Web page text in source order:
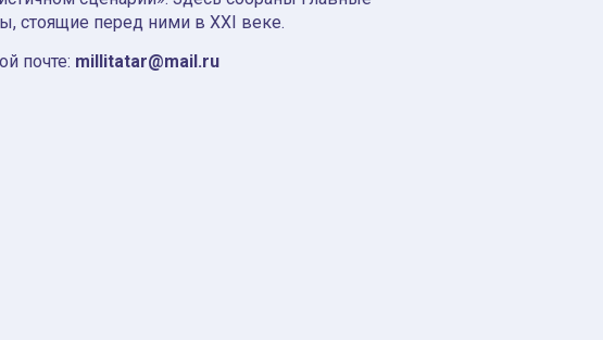
стоящие перед ними в XXI веке.
почте: millitatar@mail.ru